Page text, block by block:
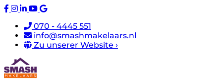
070 - 4445 551
info@smashmakelaars.nl
Zu unserer Website ›